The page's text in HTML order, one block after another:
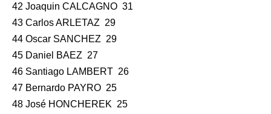
42 Joaquin CALCAGNO 31
43 Carlos ARLETAZ 29
44 Oscar SANCHEZ 29
45 Daniel BAEZ 27
46 Santiago LAMBERT 26
47 Bernardo PAYRO 25
48 José HONCHEREK 25